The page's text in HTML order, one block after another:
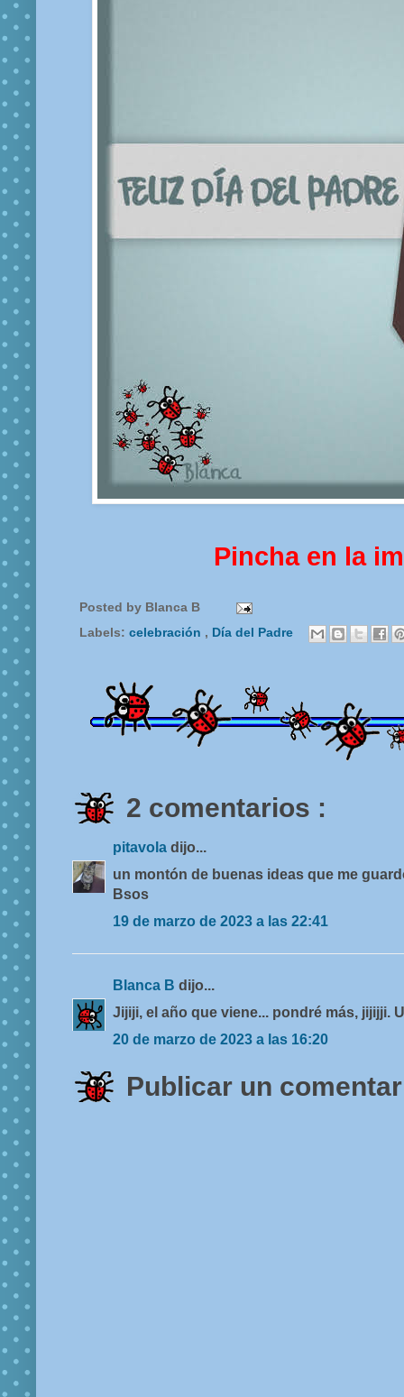
Pincha en la
Posted by Blanca B
Labels: celebración , Día del Padre
2 comentarios :
pitavola dijo...
un montón de buenas ideas que me
Bsos
19 de marzo de 2023 a las 22:41
Blanca B dijo...
Jijiji, el año que viene... pondré más, jijijji.
20 de marzo de 2023 a las 16:20
Publicar un